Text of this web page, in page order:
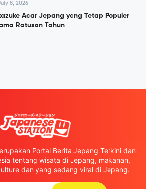
8, 2026
Acar Jepang yang Tetap Populer
Ratusan Tahun
Portal Berita Jepang Terkini dan
tentang wisata di Jepang, makanan,
dan yang sedang viral di Jepang.